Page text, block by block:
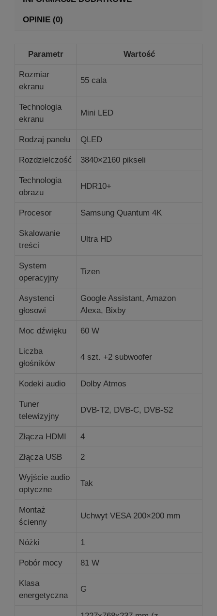
OPINIE (0)
Parametr Wartość
Rozmiar
ekranu
55 cala
Technologia
ekranu
Mini LED
Rodzaj panelu QLED
Rozdzielczość 3840×2160 pikseli
Technologia
obrazu
HDR10+
Procesor Samsung Quantum 4K
Skalowanie
treści
Ultra HD
System
operacyjny
Tizen
Asystenci
głosowi
Google Assistant, Amazon
Alexa, Bixby
Moc dźwięku 60 W
Liczba
głośników
4 szt. +2 subwoofer
Kodeki audio Dolby Atmos
Tuner
telewizyjny
DVB-T2, DVB-C, DVB-S2
Złącza HDMI 4
Złącza USB 2
Wyjście audio
optyczne
Tak
Montaż
ścienny
Uchwyt VESA 200×200 mm
Nóżki 1
Pobór mocy 81 W
Klasa
energetyczna
G